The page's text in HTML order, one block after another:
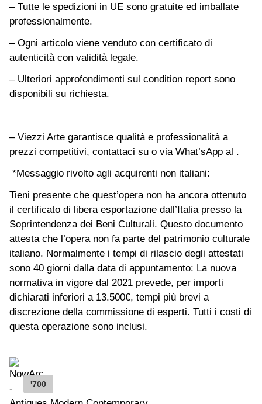
– Tutte le spedizioni in UE sono gratuite ed imballate
professionalmente.
– Ogni articolo viene venduto con certificato di
autenticità con validità legale.
– Ulteriori approfondimenti sul condition report sono
disponibili su richiesta.
– Viezzi Arte garantisce qualità e professionalità a
prezzi competitivi, contattaci su o via What’sApp al .
*Messaggio rivolto agli acquirenti non italiani:
Tieni presente che quest’opera non ha ancora ottenuto
il certificato di libera esportazione dall’Italia presso la
Soprintendenza dei Beni Culturali. Questo documento
attesta che l’opera non fa parte del patrimonio culturale
italiano. Normalmente i tempi di rilascio degli attestati
sono 40 giorni dalla data di appuntamento: La nuova
normativa in vigore dal 2021 prevede, per importi
dichiarati inferiori a 13.500€, tempi più brevi a
discrezione della commissione di esperti. Tutti i costi di
questa operazione sono inclusi.
'700